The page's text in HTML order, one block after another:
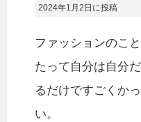
2024年1月2日 に投稿
ファッションのこ
たって自分は自分
るだけですごくか
い。